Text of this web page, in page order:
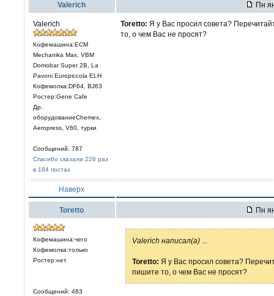
Valerich Пн
Valerich
Кофемашина:ECM
Mechanika Max, VBM
Domobar Super 2B, La
Pavoni Europiccola ELH
Кофемолка:DF64, BJ63
Ростер:Gene Cafe
Др.
оборудованиеChemex,
Aeropress, V60, турки
Сообщений: 787
Спасибо сказали 226 раз
в 184 постах
Toretto: Я у Вас просил совета?
то, о чем Вас не просят?
Наверх
Toretto Пн
Кофемашина:чего
Кофемолка:только
Ростер:нет
Сообщений: 483
Valerich написал(а)
Toretto: Я у Вас просил совета?
пишите то, о чем Вас не просят?